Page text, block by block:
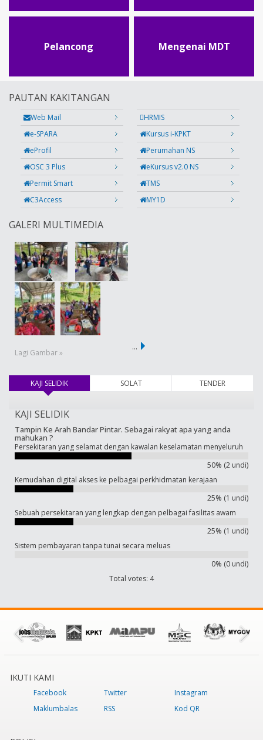
Pelancong Mengenai MDT
PAUTAN KAKITANGAN
Web Mail
HRMIS
e-SPARA
Kursus i-KPKT
eProfil
Perumahan NS
OSC 3 Plus
eKursus v2.0 NS
Permit Smart
TMS
C3Access
MY1D
GALERI MULTIMEDIA
Lagi Gambar »
…
KAJI SELIDIK(tab aktif) SOLAT TENDER
KAJI SELIDIK
Tampin Ke Arah Bandar Pintar. Sebagai rakyat apa yang anda
mahukan ?
Persekitaran yang selamat dengan kawalan keselamatan menyeluruh
50% (2 undi)
Kemudahan digital akses ke pelbagai perkhidmatan kerajaan
25% (1 undi)
Sebuah persekitaran yang lengkap dengan pelbagai fasilitas awam
25% (1 undi)
Sistem pembayaran tanpa tunai secara meluas
0% (0 undi)
Total votes: 4
IKUTI KAMI
Facebook Twitter
Instagram
Maklumbalas
RSS Kod QR